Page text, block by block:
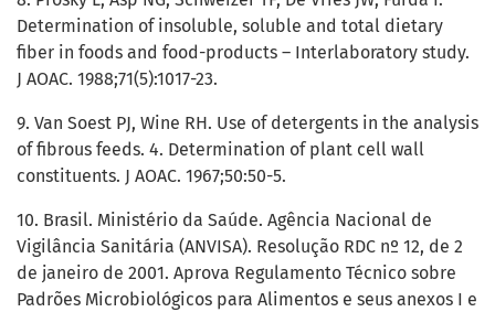
Determination of insoluble, soluble and total dietary
fiber in foods and food-products – Interlaboratory study.
J AOAC. 1988;71(5):1017-23.
9. Van Soest PJ, Wine RH. Use of detergents in the analysis
of fibrous feeds. 4. Determination of plant cell wall
constituents. J AOAC. 1967;50:50-5.
10. Brasil. Ministério da Saúde. Agência Nacional de
Vigilância Sanitária (ANVISA). Resolução RDC nº 12, de 2
de janeiro de 2001. Aprova Regulamento Técnico sobre
Padrões Microbiológicos para Alimentos e seus anexos I e